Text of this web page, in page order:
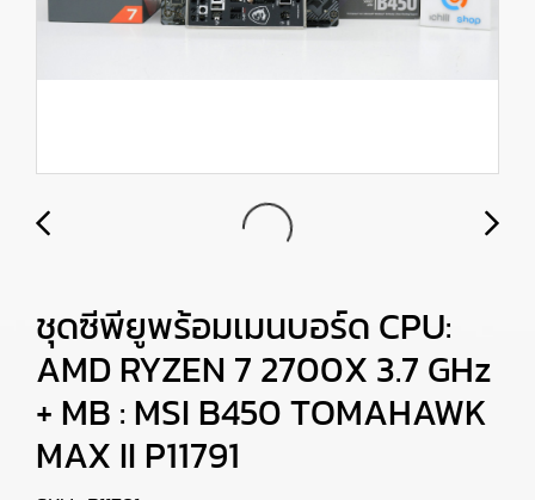
ชุดซีพียูพร้อมเมนบอร์ด CPU:
AMD RYZEN 7 2700X 3.7 GHz
+ MB : MSI B450 TOMAHAWK
MAX II P11791